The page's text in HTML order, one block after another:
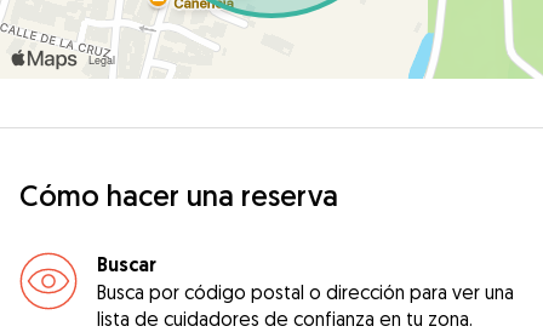
Cómo hacer una reserva
Buscar
Busca por código postal o dirección para ver una
lista de cuidadores de confianza en tu zona.